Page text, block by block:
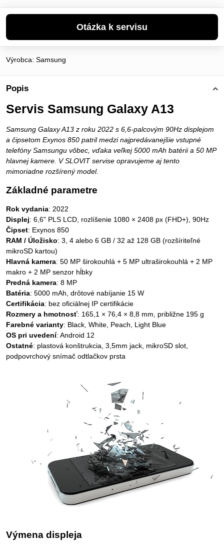
Výrobca: Samsung
Popis
Servis Samsung Galaxy A13
Samsung Galaxy A13 z roku 2022 s 6,6-palcovým 90Hz displejom
a čipsetom Exynos 850 patril medzi najpredávanejšie vstupné
telefóny Samsungu vôbec, vďaka veľkej 5000 mAh batérii a 50 MP
hlavnej kamere. V SLOVIT servise opravujeme aj tento
mimoriadne rozšírený model.
Základné parametre
Rok vydania: 2022
Displej: 6,6" PLS LCD, rozlíšenie 1080 × 2408 px (FHD+), 90Hz
Čipset: Exynos 850
RAM / Úložisko: 3, 4 alebo 6 GB / 32 až 128 GB (rozšíriteľné
mikroSD kartou)
Hlavná kamera: 50 MP širokouhlá + 5 MP ultraširokouhlá + 2 MP
makro + 2 MP senzor hĺbky
Predná kamera: 8 MP
Batéria: 5000 mAh, drôtové nabíjanie 15 W
Certifikácia: bez oficiálnej IP certifikácie
Rozmery a hmotnosť: 165,1 × 76,4 × 8,8 mm, približne 195 g
Farebné varianty: Black, White, Peach, Light Blue
OS pri uvedení: Android 12
Ostatné: plastová konštrukcia, 3,5mm jack, mikroSD slot,
podpovrchový snímač odtlačkov prsta
Výmena displeja